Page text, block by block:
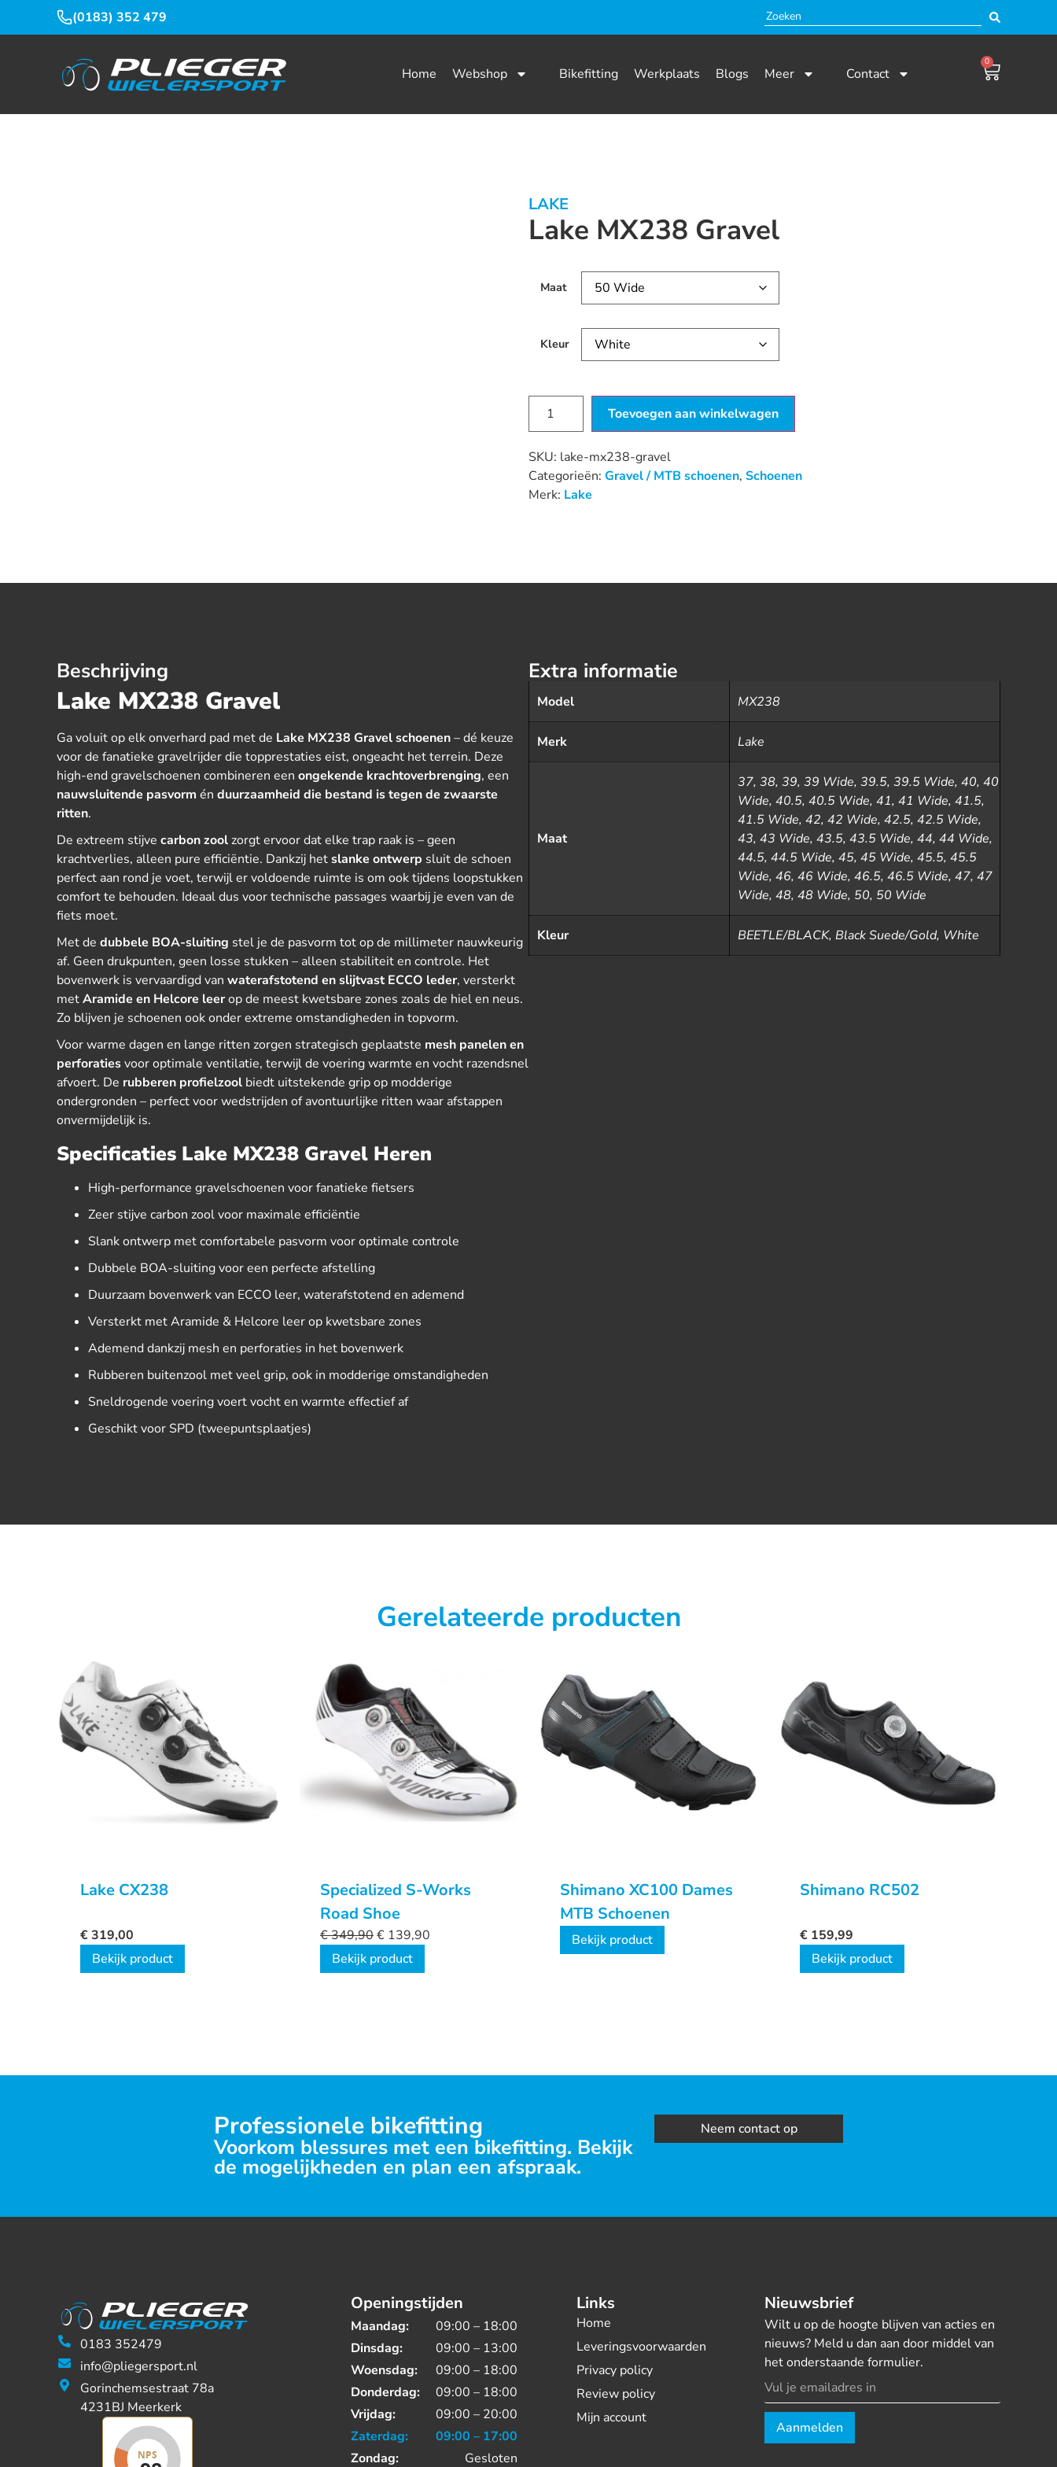
(0183) 352 479
Home Webshop Bikefitting Werkplaats Blogs Meer Contact
0
LAKE
Lake MX238 Gravel
Maat
Kleur
Toevoegen aan winkelwagen
SKU: lake-mx238-gravel
Categorieën: Gravel / MTB schoenen, Schoenen
Merk: Lake
Beschrijving
Lake MX238 Gravel
Ga voluit op elk onverhard pad met de Lake MX238 Gravel schoenen– dé keuze
voor de fanatieke gravelrijder die topprestaties eist, ongeacht het terrein. Deze
high-end gravelschoenen combineren een ongekende krachtoverbrenging, een
nauwsluitende pasvorm én duurzaamheid die bestand is tegen de zwaarste
ritten.
De extreem stijve carbon zoolzorgt ervoor dat elke trap raak is – geen
krachtverlies, alleen pure efficiëntie. Dankzij hetslanke ontwerp sluit de schoen
perfect aan rond je voet, terwijl er voldoende ruimte is om ook tijdens loopstukken
comfort te behouden. Ideaal dus voor technische passages waarbij je even van de
fiets moet.
Met de dubbele BOA-sluiting stel je de pasvorm tot op de millimeter nauwkeurig
af. Geen drukpunten, geen losse stukken – alleen stabiliteit en controle. Het
bovenwerk is vervaardigd van waterafstotend en slijtvast ECCO leder, versterkt
metAramide en Helcore leerop de meest kwetsbare zones zoals de hiel en neus.
Zo blijven je schoenen ook onder extreme omstandigheden in topvorm.
Voor warme dagen en lange ritten zorgen strategisch geplaatste mesh panelen en
perforatiesvoor optimale ventilatie, terwijl de voering warmte en vocht razendsnel
afvoert. De rubberen profielzool biedt uitstekende grip op modderige
ondergronden – perfect voor wedstrijden of avontuurlijke ritten waar afstappen
onvermijdelijk is.
Specificaties Lake MX238 Gravel Heren
High-performance gravelschoenen voor fanatieke fietsers
Zeer stijve carbon zool voor maximale efficiëntie
Slank ontwerp met comfortabele pasvorm voor optimale controle
Dubbele BOA-sluiting voor een perfecte afstelling
Duurzaam bovenwerk van ECCO leer, waterafstotend en ademend
Versterkt met Aramide & Helcore leer op kwetsbare zones
Ademend dankzij mesh en perforaties in het bovenwerk
Rubberen buitenzool met veel grip, ook in modderige omstandigheden
Sneldrogende voering voert vocht en warmte effectief af
Geschikt voor SPD (tweepuntsplaatjes)
Extra informatie
Model MX238
Merk Lake
Maat
37, 38, 39, 39 Wide, 39.5, 39.5 Wide, 40, 40
Wide, 40.5, 40.5 Wide, 41, 41 Wide, 41.5,
41.5 Wide, 42, 42 Wide, 42.5, 42.5 Wide,
43, 43 Wide, 43.5, 43.5 Wide, 44, 44 Wide,
44.5, 44.5 Wide, 45, 45 Wide, 45.5, 45.5
Wide, 46, 46 Wide, 46.5, 46.5 Wide, 47, 47
Wide, 48, 48 Wide, 50, 50 Wide
Kleur BEETLE/BLACK, Black Suede/Gold, White
Gerelateerde producten
Lake CX238
€319,00
Bekijk product
Specialized S-Works
Road Shoe
€349,90€ 139,90
Bekijk product
Shimano XC100 Dames
MTB Schoenen
Bekijk product
Shimano RC502
€ 159,99
Bekijk product
Professionele bikefitting
Voorkom blessures met een bikefitting. Bekijk
de mogelijkheden en plan een afspraak.
Neem contact op
0183 352479
info@pliegersport.nl
Gorinchemsestraat 78a
4231BJ Meerkerk
Openingstijden
Maandag:
09:00 – 18:00
Dinsdag:
09:00 – 13:00
Woensdag:
09:00 – 18:00
Donderdag:
09:00 – 18:00
Vrijdag:
09:00 – 20:00
Zaterdag:
09:00 – 17:00
Zondag:
Gesloten
Links
Home
Leveringsvoorwaarden
Privacy policy
Review policy
Mijn account
Nieuwsbrief
Wilt u op de hoogte blijven van acties en
nieuws? Meld u dan aan door middel van
het onderstaande formulier.
Aanmelden